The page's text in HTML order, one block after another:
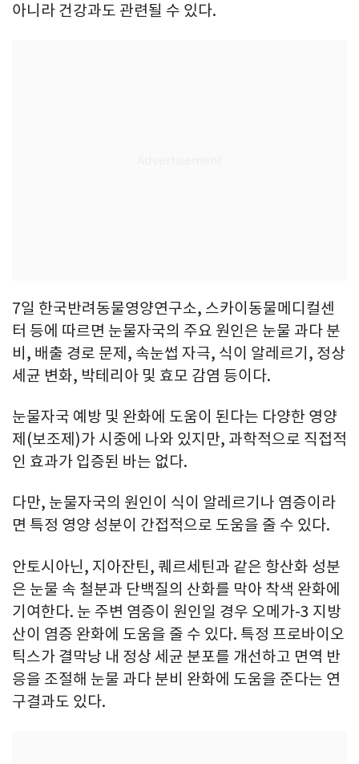
아니라 건강과도 관련될 수 있다.
7일 한국반려동물영양연구소, 스카이동물메디컬센
터 등에 따르면 눈물자국의 주요 원인은 눈물 과다 분
비, 배출 경로 문제, 속눈썹 자극, 식이 알레르기, 정상
세균 변화, 박테리아 및 효모 감염 등이다.
눈물자국 예방 및 완화에 도움이 된다는 다양한 영양
제(보조제)가 시중에 나와 있지만, 과학적으로 직접적
인 효과가 입증된 바는 없다.
다만, 눈물자국의 원인이 식이 알레르기나 염증이라
면 특정 영양 성분이 간접적으로 도움을 줄 수 있다.
안토시아닌, 지아잔틴, 퀘르세틴과 같은 항산화 성분
은 눈물 속 철분과 단백질의 산화를 막아 착색 완화에
기여한다. 눈 주변 염증이 원인일 경우 오메가-3 지방
산이 염증 완화에 도움을 줄 수 있다. 특정 프로바이오
틱스가 결막낭 내 정상 세균 분포를 개선하고 면역 반
응을 조절해 눈물 과다 분비 완화에 도움을 준다는 연
구결과도 있다.